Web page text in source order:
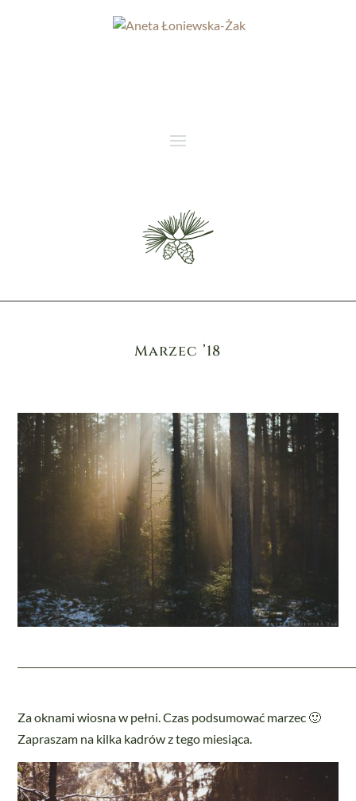
Marzec ’18
Za oknami wiosna w pełni. Czas podsumować marzec 🙂
Zapraszam na kilka kadrów z tego miesiąca.